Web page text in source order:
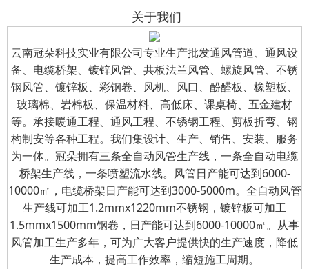
司总经理亲自前往车间，为
公司的退伍军人送上节日的
诚挚问候与精心准备的慰问
礼品。
贸有限公司）名称已变
更，开票信息已进行变
更；自2025年7月31日
起，所有向我公司支付的
款项及索取发票，请使用
新的开票信息。
业”）。
关于我们
云南冠朵科技实业有限公司专业生产批发通风管道、通风设
备、电缆桥架、镀锌风管、共板法兰风管、螺旋风管、不锈
钢风管、镀锌板、彩钢卷、风机、风口、酚醛板、橡塑板、
玻璃棉、岩棉板、保温材料、高低床、课桌椅、五金建材
等。承接暖通工程、通风工程、不锈钢工程、剪板折弯、钢
构制安等各种工程。我们集设计、生产、销售、安装、服务
为一体。冠朵拥有三条全自动风管生产线，一条全自动电缆
桥架生产线，一条喷塑流水线。风管日产能可达到6000-
10000㎡，电缆桥架日产能可达到3000-5000m。全自动风管
生产线可加工1.2mmx1220mm不锈钢，镀锌板可加工
1.5mmx1500mm钢卷，日产能可达到6000-10000㎡。从事
风管加工生产多年，可为广大客户提供快的生产速度，降低
生产成本，提高工作效率，缩短施工周期。